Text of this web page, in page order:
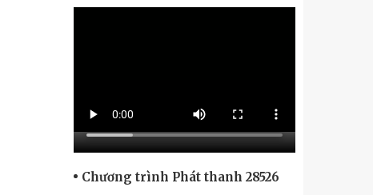
Chương trình Phát thanh 28526